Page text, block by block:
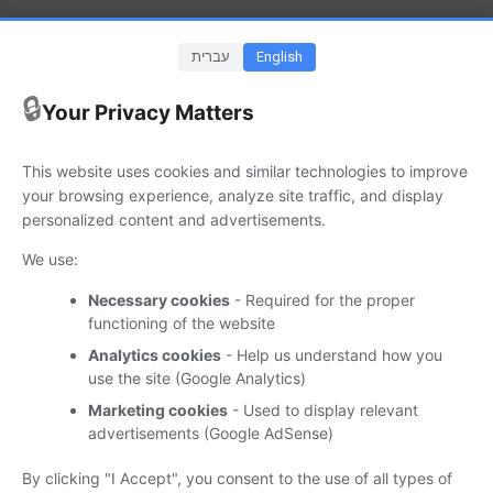
Acrobat/Reader
ינואר 24, 2025
עדכון/גרסה חדשה (24.005.20392) ועדכנית של Adobe Acrobat
באגים מיועד למערכות ההפעלה Windows ו- macOS.
מידע נוסף זמין במקור הידיעה. (המקור-Adobe
)
עדכוני אבטחה תיקוני באגים ושידרוגים
🔒Your Privacy Matters
עברית English
This website uses cookies and similar technologies to improve
your browsing experience, analyze site traffic, and display
personalized content and advertisements.
We use:
Necessary cookies - Required for the proper
functioning of the website
Analytics cookies - Help us understand how you
use the site (Google Analytics)
Marketing cookies - Used to display relevant
advertisements (Google AdSense)
By clicking "I Accept", you consent to the use of all types of